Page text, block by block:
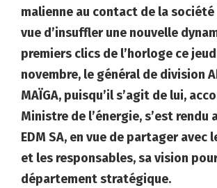
malienne au contact de la société
vue d’insuffler une nouvelle
premiers clics de l’horloge ce
novembre, le général de division
MAÏGA, puisqu’il s’agit de lui,
Ministre de l’énergie, s’est rendu
EDM SA, en vue de partager avec
et les responsables, sa vision
département stratégique.